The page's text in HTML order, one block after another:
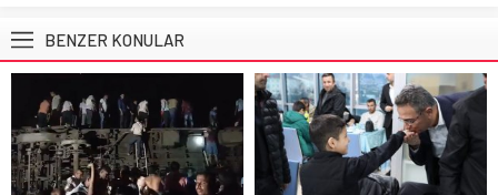
BENZER KONULAR